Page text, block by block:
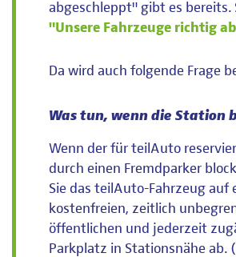
abgeschleppt" gibt es bereits.
"Unsere Fahrzeuge richtig
Da wird auch folgende Frage
Was tun, wenn die Station
Wenn der für teilAuto
durch einen Fremdparker
Sie das teilAuto-Fahrzeug auf
kostenfreien, zeitlich
öffentlichen und jederzeit
Parkplatz in Stationsnähe ab.